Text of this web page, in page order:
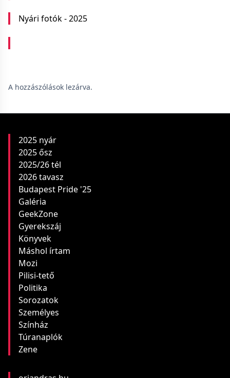
Nyári fotók - 2025
A hozzászólások lezárva.
2025 nyár
2025 ősz
2025/26 tél
2026 tavasz
Budapest Pride '25
Galéria
GeekZone
Gyerekszáj
Könyvek
Máshol írtam
Mozi
Pilisi-tető
Politika
Sorozatok
Személyes
Színház
Túranaplók
Zene